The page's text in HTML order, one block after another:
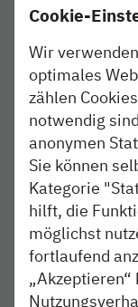
5:30 Uhr:
Fahrten
wegen
RB 82
1. Oktober,
Folgetages:
und Bad
7. bis 8.
Uhr des
Bad
Cookie-
Wir
optimales
zählen
notwendig
anonymen
Sie können
Kategorie
hilft, die
möglichst
fortlaufend